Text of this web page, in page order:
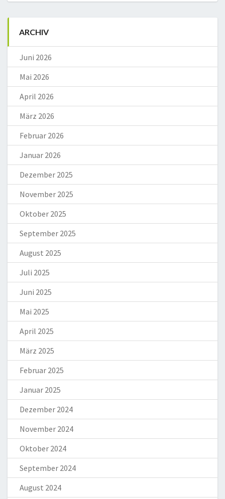
ARCHIV
Juni 2026
Mai 2026
April 2026
März 2026
Februar 2026
Januar 2026
Dezember 2025
November 2025
Oktober 2025
September 2025
August 2025
Juli 2025
Juni 2025
Mai 2025
April 2025
März 2025
Februar 2025
Januar 2025
Dezember 2024
November 2024
Oktober 2024
September 2024
August 2024